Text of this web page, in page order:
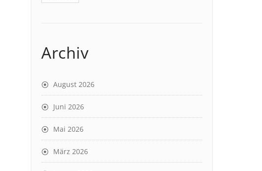
Archiv
August 2026
Juni 2026
Mai 2026
März 2026